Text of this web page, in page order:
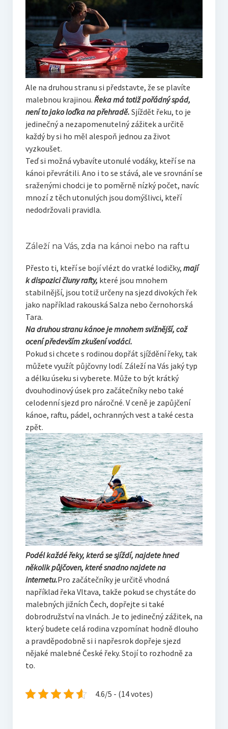
Ale na druhou stranu si představte, že se plavíte
malebnou krajinou. Řeka má totiž pořádný spád,
není to jako loďka na přehradě. Sjíždět řeku, to je
jedinečný a nezapomenutelný zážitek a určitě
každý by si ho měl alespoň jednou za život
vyzkoušet.
Teď si možná vybavíte utonulé vodáky, kteří se na
kánoi převrátili. Ano i to se stává, ale ve srovnání se
sraženými chodci je to poměrně nízký počet, navíc
mnozí z těch utonulých jsou domýšlivci, kteří
nedodržovali pravidla.
Záleží na Vás, zda na kánoi nebo na raftu
Přesto ti, kteří se bojí vlézt do vratké lodičky, mají
k dispozici čluny rafty, které jsou mnohem
stabilnější, jsou totiž určeny na sjezd divokých řek
jako například rakouská Salza nebo černohorská
Tara.
Na druhou stranu kánoe je mnohem svižnější, což
ocení především zkušení vodáci.
Pokud si chcete s rodinou dopřát sjíždění řeky, tak
můžete využít půjčovny lodí. Záleží na Vás jaký typ
a délku úseku si vyberete. Může to být krátký
dvouhodinový úsek pro začátečníky nebo také
celodenní sjezd pro náročné. V ceně je zapůjčení
kánoe, raftu, pádel, ochranných vest a také cesta
zpět.
Podél každé řeky, která se sjíždí, najdete hned
několik půjčoven, které snadno najdete na
internetu.Pro začátečníky je určitě vhodná
například řeka Vltava, takže pokud se chystáte do
malebných jižních Čech, dopřejte si také
dobrodružství na vlnách. Je to jedinečný zážitek, na
který budete celá rodina vzpomínat hodně dlouho
a pravděpodobně si i napřesrok dopřeje sjezd
nějaké malebné České řeky. Stojí to rozhodně za
to.
4.6/5 - (14 votes)